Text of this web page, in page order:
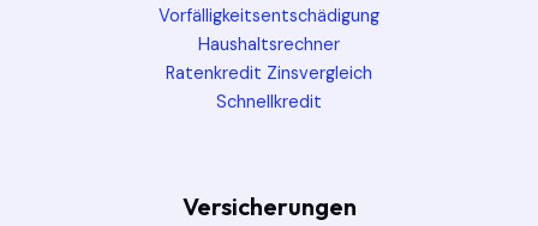
Vorfälligkeitsentschädigung
Haushaltsrechner
Ratenkredit Zinsvergleich
Schnellkredit
Versicherungen